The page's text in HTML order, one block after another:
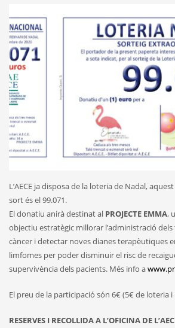
L’AECE ja disposa de la loteria de Nadal,
sort és el 99.071.
El donatiu anirà destinat al PROJECTE EMMA,
objectiu estratègic millorar l’administració
càncer i detectar noves dianes terapèutiques
limfomes per poder disminuir el risc de
supervivència dels pacients. Més info a
El preu de la participació són 6€ (5€ de loteria
RESERVES I RECOLLIDA A L’OFICINA DE